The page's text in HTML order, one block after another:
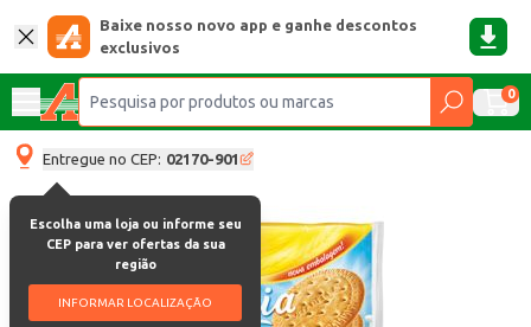
Baixe nosso novo app e ganhe descontos
exclusivos
0
Entregue no CEP: 02170-901
Escolha uma loja ou informe seu
CEP para ver ofertas da sua
região
INFORMAR LOCALIZAÇÃO